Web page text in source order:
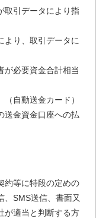
取引データにより指
より、取引データに
が必要資金合計相当
自動送金カード）
送金資金口座への払
約等に特段の定めの
、SMS送信、書面又
が適当と判断する方